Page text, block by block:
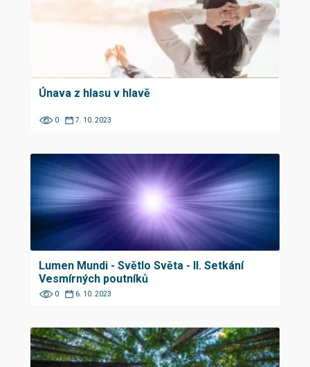
Únava z hlasu v hlavě
0 7. 10. 2023
Lumen Mundi - Světlo Světa - II. Setkání
Vesmírných poutníků
0 6. 10. 2023